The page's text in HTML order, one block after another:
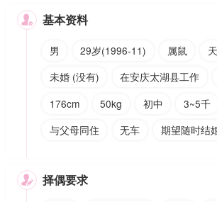
 基本资料
男 29岁(1996-11) 属鼠
未婚 (没有)
在安庆太湖县工作
176cm
50kg 初中 3~5千
与父母同住
无车 期望随时结
 择偶要求